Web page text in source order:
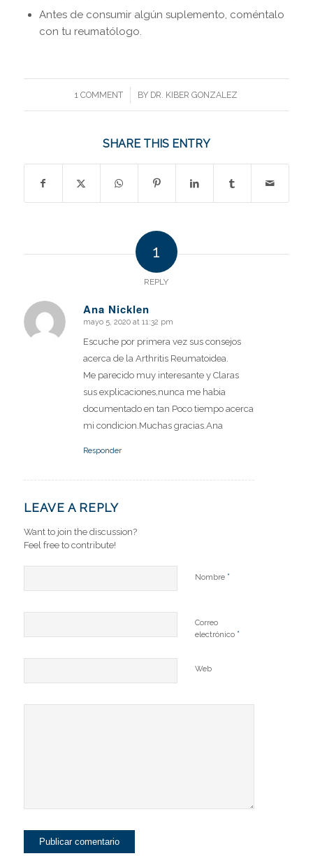
Antes de consumir algún suplemento, coméntalo
con tu reumatólogo.
1 COMMENT
/ BY DR. KIBER GONZALEZ
SHARE THIS ENTRY
1
REPLY
Ana Nicklen
says:
mayo 5, 2020 at 11:32 pm
Escuche por primera vez sus consejos
acerca de la Arthritis Reumatoidea.
Me parecido muy interesante y Claras
sus explicaciones,nunca me habia
documentado en tan Poco tiempo acerca
mi condicion.Muchas gracias.Ana
Responder
LEAVE A REPLY
Want to join the discussion?
Feel free to contribute!
Nombre *
Correo
electrónico *
Web